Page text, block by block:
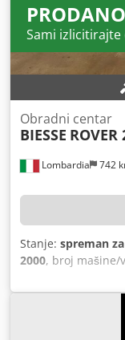
PRODANO
Sami izlicitirajte
Lombardia 742
Obradni centar
BIESSE ROVER
Stanje: spreman
2000, broj mašine/
,
1.300 mm,